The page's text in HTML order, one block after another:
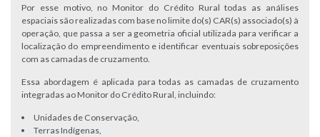
Por esse motivo, no Monitor do Crédito Rural todas as análises
espaciais são realizadas com base no limite do(s) CAR(s) associado(s) à
operação, que passa a ser a geometria oficial utilizada para verificar a
localização do empreendimento e identificar eventuais sobreposições
com as camadas de cruzamento.
Essa abordagem é aplicada para todas as camadas de cruzamento
integradas ao Monitor do Crédito Rural, incluindo:
Unidades de Conservação,
Terras Indígenas,